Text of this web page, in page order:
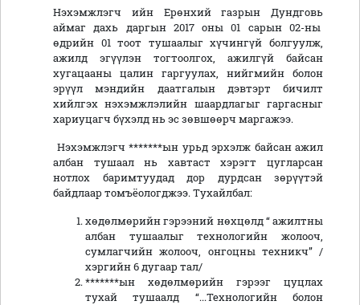
Нэхэмжлэгч ийн Ерөнхий газрын Дундговь
аймаг дахь даргын 2017 оны 01 сарын 02-ны
өдрийн 01 тоот тушаалыг хүчингүй болгуулж,
ажилд эгүүлэн тогтоолгох, ажилгүй байсан
хугацааны цалин гаргуулах, нийгмийн болон
эрүүл мэндийн даатгалын дэвтэрт бичилт
хийлгэх нэхэмжлэлийн шаардлагыг гаргасныг
хариуцагч бүхэлд нь эс зөвшөөрч маргажээ.
Нэхэмжлэгч *******ын урьд эрхэлж байсан ажил
албан тушаал нь хавтаст хэрэгт цугларсан
нотлох баримтуудад дор дурдсан зөрүүтэй
байдлаар томъёологджээ. Тухайлбал:
хөдөлмөрийн гэрээний нөхцөлд “ ажилтны
албан тушаалыг технологийн жолооч,
сумлагчийн жолооч, онгоцны техникч” /
хэргийн 6 дугаар тал/
*******ын хөдөлмөрийн гэрээг цуцлах
тухай тушаалд “...Технологийн болон